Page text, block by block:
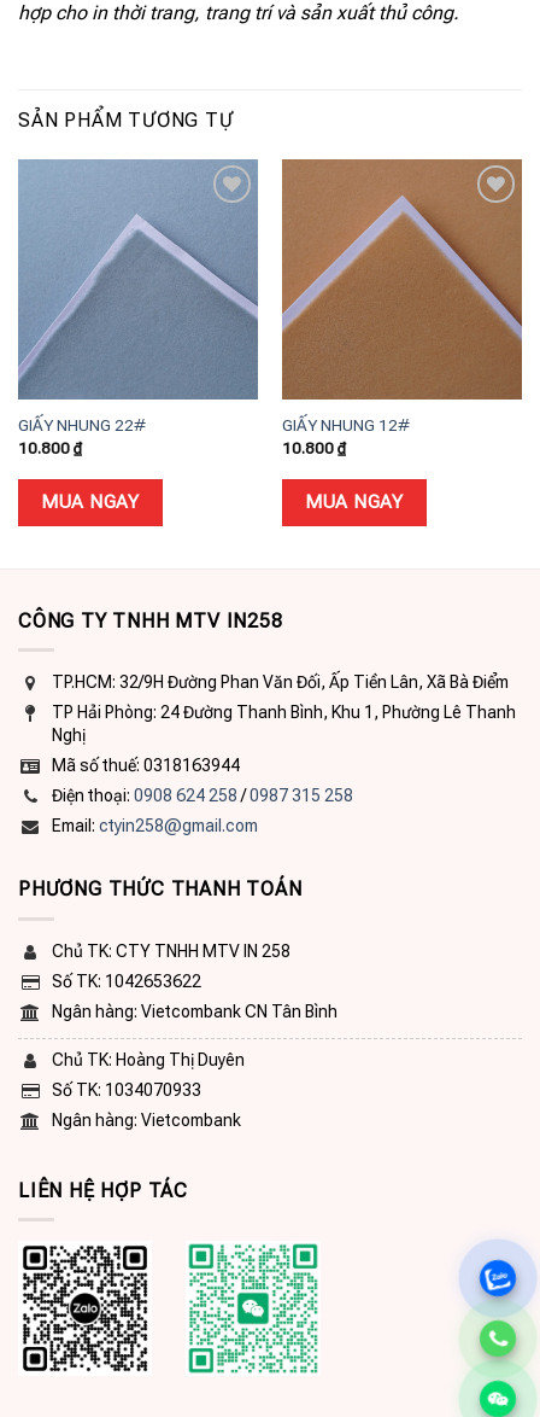
hợp cho in thời trang, trang trí và sản xuất thủ công.
SẢN PHẨM TƯƠNG TỰ
Add to
wishlist
GIẤY NHUNG 22#
10.800₫
MUA NGAY
Add to
wishlist
GIẤY NHUNG 12#
10.800₫
MUA NGAY
CÔNG TY TNHH MTV IN258
TP.HCM: 32/9H Đường Phan Văn Đối, Ấp Tiền Lân, Xã Bà Điểm
TP Hải Phòng: 24 Đường Thanh Bình, Khu 1, Phường Lê Thanh
Nghị
Mã số thuế: 0318163944
Điện thoại: 0908 624 258/0987 315 258
Email: ctyin258@gmail.com
PHƯƠNG THỨC THANH TOÁN
Chủ TK: CTY TNHH MTV IN 258
Số TK: 1042653622
Ngân hàng: Vietcombank CN Tân Bình
Chủ TK: Hoàng Thị Duyên
Số TK: 1034070933
Ngân hàng: Vietcombank
LIÊN HỆ HỢP TÁC